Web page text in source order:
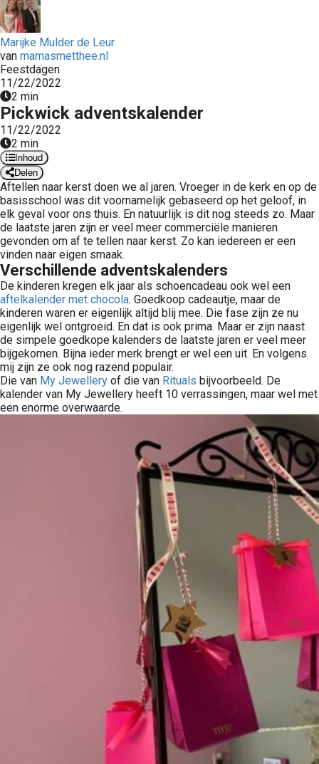
Marijke Mulder de Leur
van mamasmetthee.nl
Feestdagen
11/22/2022
2 min
Pickwick adventskalender
11/22/2022
2 min
Inhoud
Delen
Aftellen naar kerst doen we al jaren. Vroeger in de kerk en op de
basisschool was dit voornamelijk gebaseerd op het geloof, in
elk geval voor ons thuis. En natuurlijk is dit nog steeds zo. Maar
de laatste jaren zijn er veel meer commerciële manieren
gevonden om af te tellen naar kerst. Zo kan iedereen er een
vinden naar eigen smaak.
Verschillende adventskalenders
De kinderen kregen elk jaar als schoencadeau ook wel een
aftelkalender met chocola. Goedkoop cadeautje, maar de
kinderen waren er eigenlijk altijd blij mee. Die fase zijn ze nu
eigenlijk wel ontgroeid. En dat is ook prima. Maar er zijn naast
de simpele goedkope kalenders de laatste jaren er veel meer
bijgekomen. Bijna ieder merk brengt er wel een uit. En volgens
mij zijn ze ook nog razend populair.
Die van My Jewellery of die van Rituals bijvoorbeeld. De
kalender van My Jewellery heeft 10 verrassingen, maar wel met
een enorme overwaarde.
de
Hierdoor
website-
van